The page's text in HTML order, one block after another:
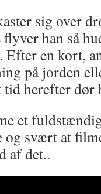
sig over
han så
en kort,
på jorden
herefter dør
et
svært at
af det..